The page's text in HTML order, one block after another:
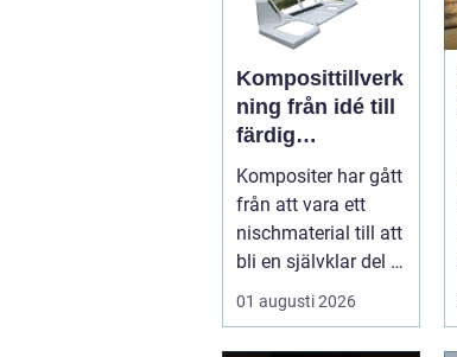
Komposittillverk
ning från idé till
färdig
högpresterande
produkt
Kompositer har gått
från att vara ett
nischmaterial till att
bli en självklar del i
allt från vindkr...
01 augusti 2026